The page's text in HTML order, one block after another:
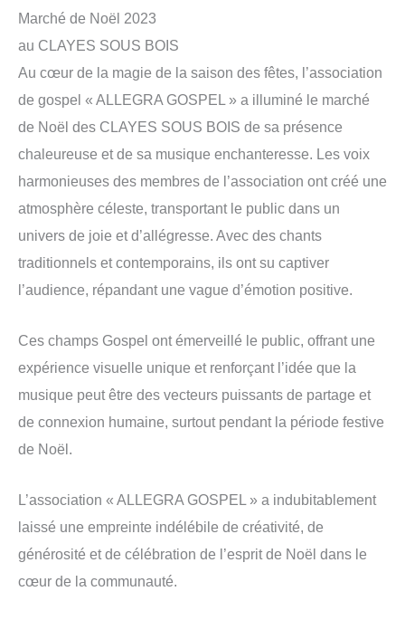
Marché de Noël 2023
au CLAYES SOUS BOIS
Au cœur de la magie de la saison des fêtes, l’association
de gospel « ALLEGRA GOSPEL » a illuminé le marché
de Noël des CLAYES SOUS BOIS de sa présence
chaleureuse et de sa musique enchanteresse. Les voix
harmonieuses des membres de l’association ont créé une
atmosphère céleste, transportant le public dans un
univers de joie et d’allégresse. Avec des chants
traditionnels et contemporains, ils ont su captiver
l’audience, répandant une vague d’émotion positive.
Ces champs Gospel ont émerveillé le public, offrant une
expérience visuelle unique et renforçant l’idée que la
musique peut être des vecteurs puissants de partage et
de connexion humaine, surtout pendant la période festive
de Noël.
L’association « ALLEGRA GOSPEL » a indubitablement
laissé une empreinte indélébile de créativité, de
générosité et de célébration de l’esprit de Noël dans le
cœur de la communauté.